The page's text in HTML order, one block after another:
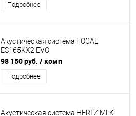
Подробнее
Акустическая система FOCAL
ES165KX2 EVO
98 150 руб. / комп
Подробнее
Акустическая система HERTZ MLK